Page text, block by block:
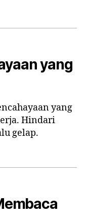
yang
yang
Hindari
gelap.